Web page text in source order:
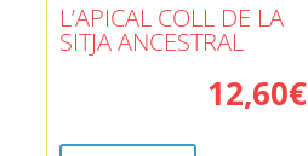
L’APICAL COLL DE LA
SITJA ANCESTRAL
12,60€